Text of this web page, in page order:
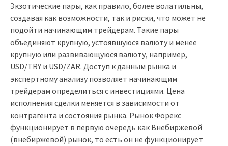
Экзотические пары, как правило, более волатильны,
создавая как возможности, так и риски, что может не
подойти начинающим трейдерам. Такие пары
объединяют крупную, устоявшуюся валюту и менее
крупную или развивающуюся валюту, например,
USD/TRY и USD/ZAR. Доступ к данным рынка и
экспертному анализу позволяет начинающим
трейдерам определиться с инвестициями. Цена
исполнения сделки меняется в зависимости от
контрагента и состояния рынка. Рынок Форекс
функционирует в первую очередь как Внебиржевой
(внебиржевой) рынок, то есть он не функционирует